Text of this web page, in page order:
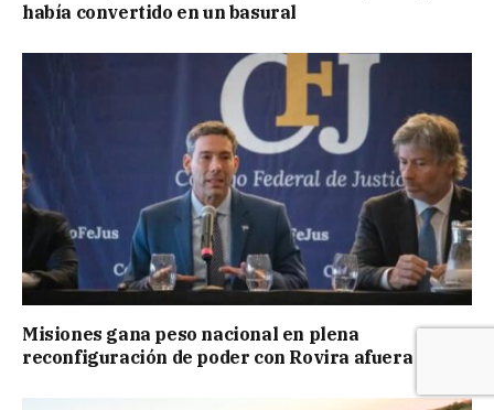
había convertido en un basural
Misiones gana peso nacional en plena
reconfiguración de poder con Rovira afuera